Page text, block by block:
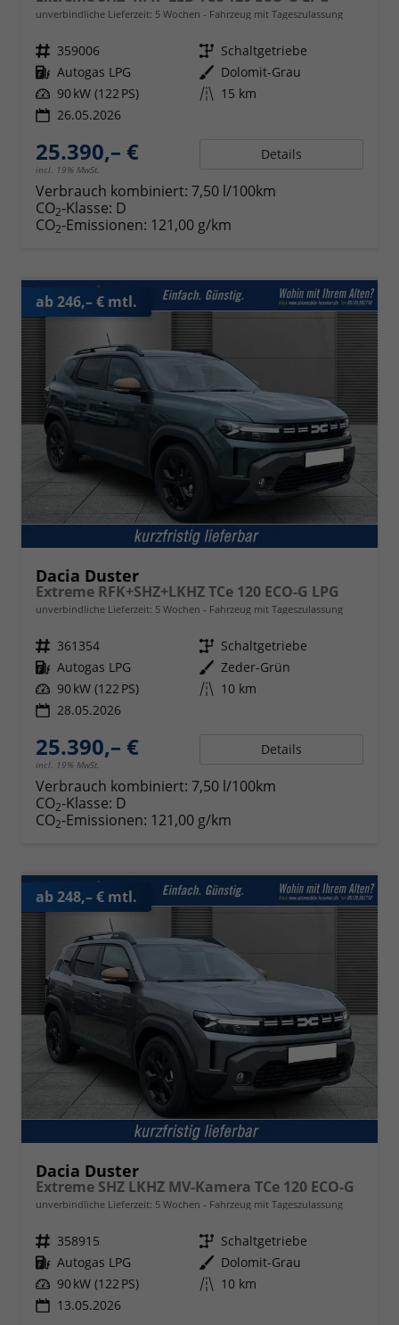
unverbindliche Lieferzeit: 5 Wochen Fahrzeug mit Tageszulassung
Fahrzeugnr. 359006 Getriebe Schaltgetriebe
Kraftstoff Autogas LPG Außenfarbe Dolomit-Grau
Leistung 90 kW (122 PS) Kilometerstand 15 km
26.05.2026
25.390,– €
incl. 19% MwSt.
Details
Verbrauch kombiniert: 7,50 l/100km
CO2-Klasse: D
CO2-Emissionen: 121,00 g/km
ab 246,– € mtl.
Dacia Duster
Extreme RFK+SHZ+LKHZ TCe 120 ECO-G LPG
unverbindliche Lieferzeit: 5 Wochen Fahrzeug mit Tageszulassung
Fahrzeugnr. 361354 Getriebe Schaltgetriebe
Kraftstoff Autogas LPG Außenfarbe Zeder-Grün
Leistung 90 kW (122 PS) Kilometerstand 10 km
28.05.2026
25.390,– €
incl. 19% MwSt.
Details
Verbrauch kombiniert: 7,50 l/100km
CO2-Klasse: D
CO2-Emissionen: 121,00 g/km
ab 248,– € mtl.
Dacia Duster
Extreme SHZ LKHZ MV-Kamera TCe 120 ECO-G
unverbindliche Lieferzeit: 5 Wochen Fahrzeug mit Tageszulassung
Fahrzeugnr. 358915 Getriebe Schaltgetriebe
Kraftstoff Autogas LPG Außenfarbe Dolomit-Grau
Leistung 90 kW (122 PS) Kilometerstand 10 km
13.05.2026